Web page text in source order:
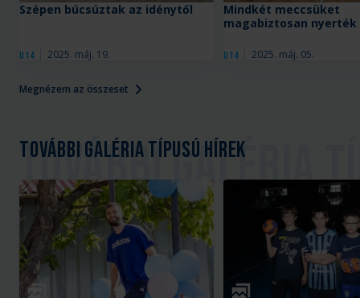
Megnézem az összeset
U14 2025. máj. 19.
Szépen búcsúztak az idénytől
U14 2025. máj. 05.
Mindkét meccsüket
magabiztosan nyerték
További galéria típusú hírek
Galéria Galéria